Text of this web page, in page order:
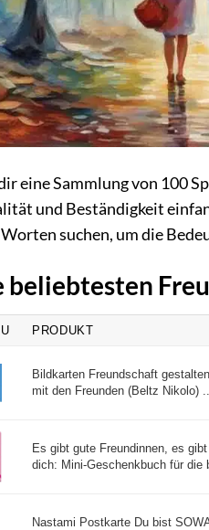
eine Sammlung von 100
und Beständigkeit
suchen, um die
beliebtesten
PRODUKT
Bildkarten Freundschaft
mit den Freunden (Beltz Nikolo) ...
Es gibt gute Freundinnen, es
dich: Mini-Geschenkbuch für die
Nastami Postkarte Du bist